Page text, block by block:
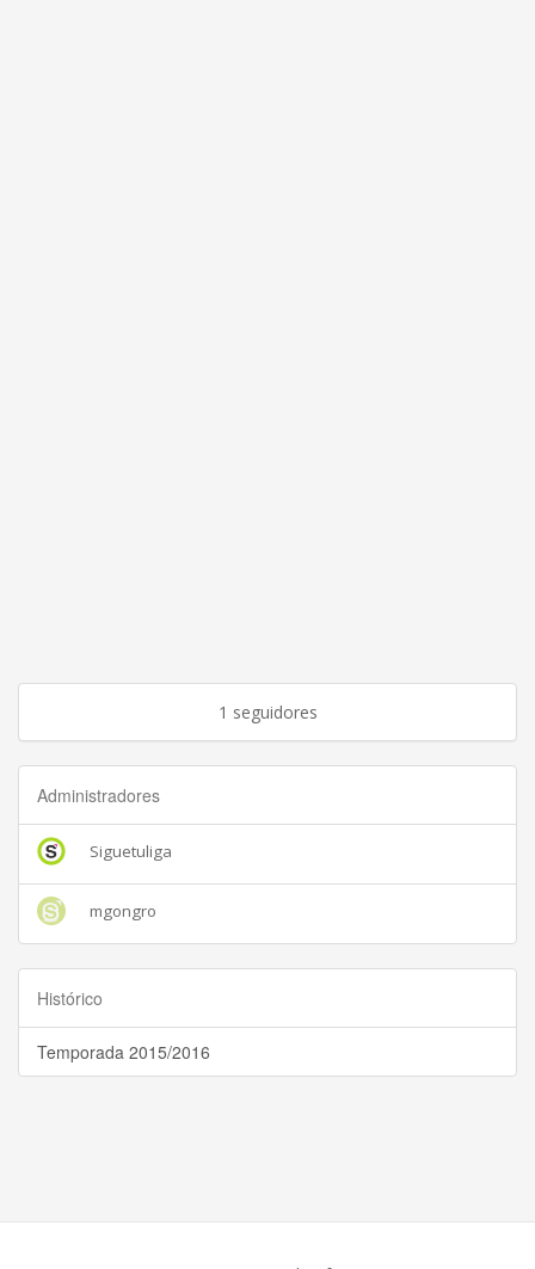
1 seguidores
Administradores
Siguetuliga
mgongro
Histórico
Temporada 2015/2016